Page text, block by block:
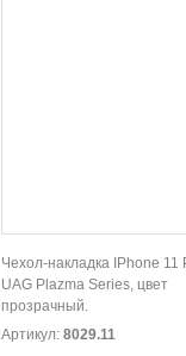
Чехол-накладка IPhone 11
UAG Plazma Series, цвет
прозрачный.
Артикул: 8029.11